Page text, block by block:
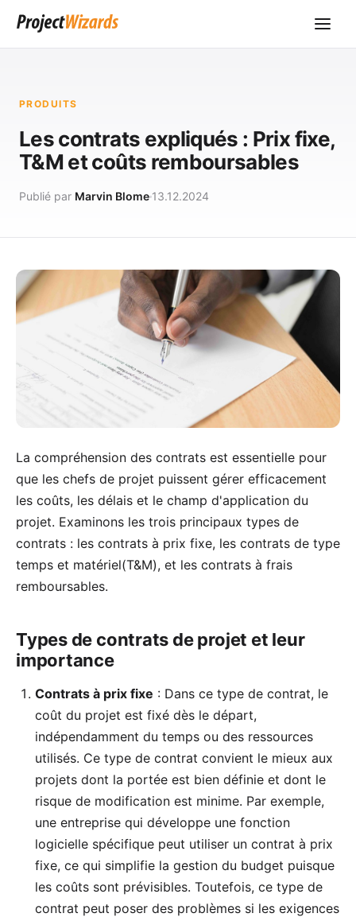
PRODUITS
Les contrats expliqués : Prix fixe,
T&M et coûts remboursables
Publié par Marvin Blome 13.12.2024
La compréhension des contrats est essentielle pour
que les chefs de projet puissent gérer efficacement
les coûts, les délais et le champ d'application du
projet. Examinons les trois principaux types de
contrats : les contrats à prix fixe, les contrats de type
temps et matériel(T&M), et les contrats à frais
remboursables.
Types de contrats de projet et leur
importance
Contrats à prix fixe : Dans ce type de contrat, le
coût du projet est fixé dès le départ,
indépendamment du temps ou des ressources
utilisés. Ce type de contrat convient le mieux aux
projets dont la portée est bien définie et dont le
risque de modification est minime. Par exemple,
une entreprise qui développe une fonction
logicielle spécifique peut utiliser un contrat à prix
fixe, ce qui simplifie la gestion du budget puisque
les coûts sont prévisibles. Toutefois, ce type de
contrat peut poser des problèmes si les exigences